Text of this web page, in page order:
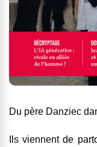
Du père Danziec
Ils viennent de